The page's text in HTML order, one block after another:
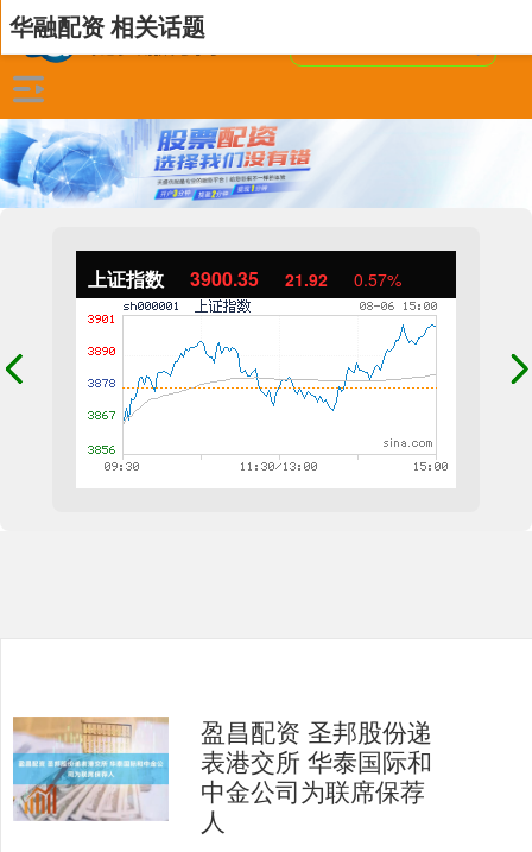
上证指数 3900.35 21.92 0.57%
华融配资 相关话题
盈昌配资 圣邦股份递
表港交所 华泰国际和
中金公司为联席保荐
人